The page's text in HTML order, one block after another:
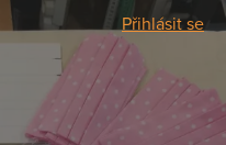
Přihlásit se